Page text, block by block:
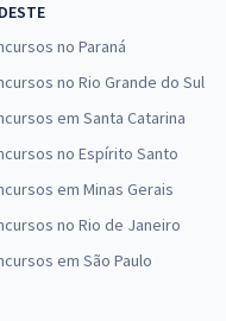
no Paraná
no Rio Grande do Sul
em Santa Catarina
no Espírito Santo
em Minas Gerais
no Rio de Janeiro
em São Paulo